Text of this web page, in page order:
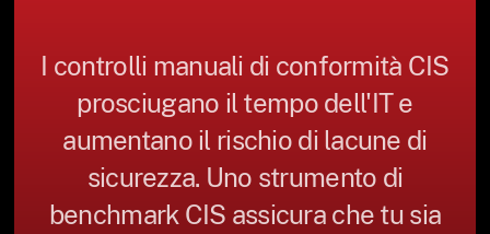
I controlli manuali di conformità CIS
prosciugano il tempo dell'IT e
aumentano il rischio di lacune di
sicurezza. Uno strumento di
benchmark CIS assicura che tu sia